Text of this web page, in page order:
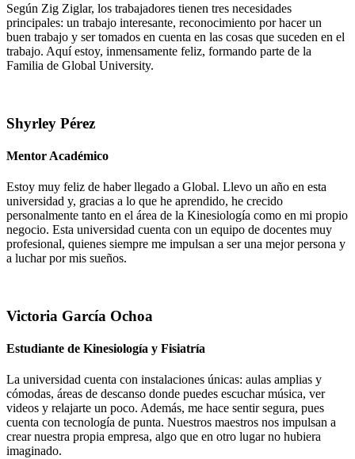
Según Zig Ziglar, los trabajadores tienen tres necesidades
principales: un trabajo interesante, reconocimiento por hacer un
buen trabajo y ser tomados en cuenta en las cosas que suceden en el
trabajo. Aquí estoy, inmensamente feliz, formando parte de la
Familia de Global University.
Shyrley Pérez
Mentor Académico
Estoy muy feliz de haber llegado a Global. Llevo un año en esta
universidad y, gracias a lo que he aprendido, he crecido
personalmente tanto en el área de la Kinesiología como en mi propio
negocio. Esta universidad cuenta con un equipo de docentes muy
profesional, quienes siempre me impulsan a ser una mejor persona y
a luchar por mis sueños.
Victoria García Ochoa
Estudiante de Kinesiología y Fisiatría
La universidad cuenta con instalaciones únicas: aulas amplias y
cómodas, áreas de descanso donde puedes escuchar música, ver
videos y relajarte un poco. Además, me hace sentir segura, pues
cuenta con tecnología de punta. Nuestros maestros nos impulsan a
crear nuestra propia empresa, algo que en otro lugar no hubiera
imaginado.